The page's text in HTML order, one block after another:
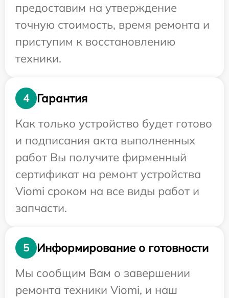
предоставим на утверждение
точную стоимость, время ремонта и
приступим к восстановлению
техники.
4
Гарантия
Как только устройство будет готово
и подписания акта выполненных
работ Вы получите фирменный
сертификат на ремонт устройства
Viomi сроком на все виды работ и
запчасти.
5
Информирование о готовности
Мы сообщим Вам о завершении
ремонта техники Viomi, и наш